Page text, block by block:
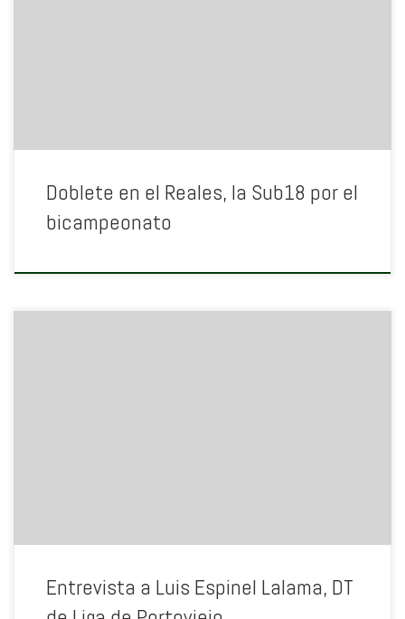
Doblete en el Reales, la Sub18 por el
bicampeonato
Entrevista a Luis Espinel Lalama, DT